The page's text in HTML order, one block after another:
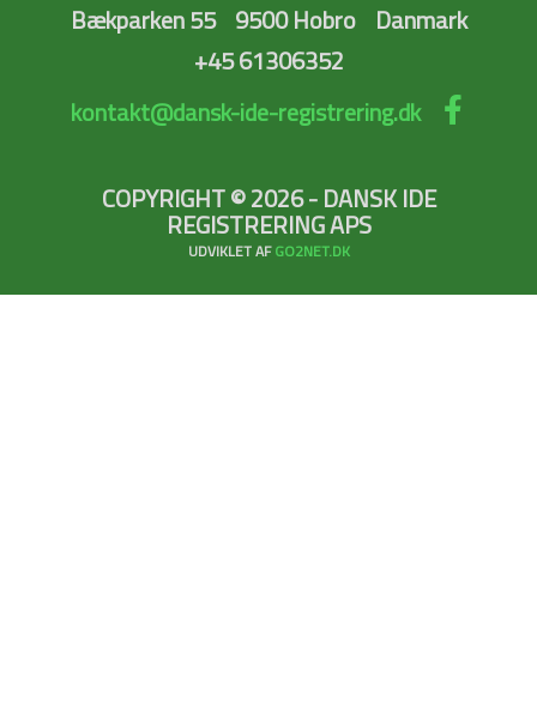
Bækparken 55 9500 Hobro Danmark
+45 61306352
kontakt@dansk-ide-registrering.dk
COPYRIGHT © 2026 - DANSK IDE
REGISTRERING APS
UDVIKLET AFGO2NET.DK